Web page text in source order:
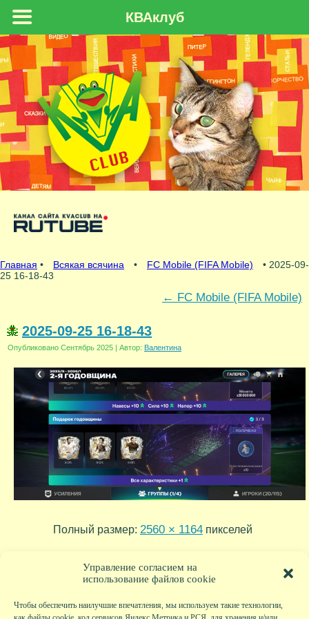
Управление согласием на
использование файлов cookie
Чтобы обеспечить наилучшие впечатления, мы используем такие технологии,
Главная • Всякая всячина • FC Mobile (FIFA Mobile)
• 2025-09-
25 16-18-43
← FC Mobile (FIFA Mobile)
2025-09-25 16-18-43
Опубликовано Сентябрь 2025 | Автор: Валентина
Полный размер: 2560 × 1164 пикселей
КВАклуб